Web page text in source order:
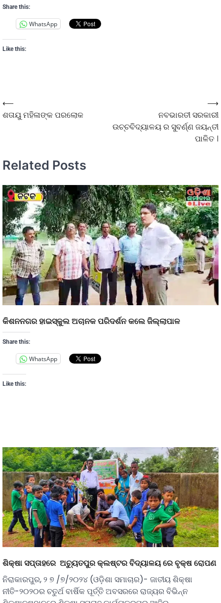
Share this:
WhatsApp
Like this:
⟵
ଶତାୟୁ ମହିଳାଙ୍କ ପରଲୋକ
ନବଭାରତୀ ସରକାରୀ
ଉଚ୍ଚବିଦ୍ୟାଳୟ ର ସୁବର୍ଣ୍ଣ ଜୟନ୍ତୀ
ପାଳିତ ।
⟶
Related Posts
କିଶନନଗର ହାଇସ୍କୁଲ ଅଚାନକ ପରିଦର୍ଶନ କଲେ ଜିଲ୍ଲାପାଳ
Share this:
WhatsApp
Like this:
ଶିକ୍ଷା ସପ୍ତାହରେ ଅଚ୍ୟୁତପୁର କ୍ଲଷ୍ଟର ବିଦ୍ୟାଳୟ ରେ ବୃକ୍ଷ ରୋପଣ
ନିରାକାରପୁର, ୨ ୭ /୭/୨୦୨୪ (ଓଡ଼ିଶା ସମାଚାର)- ଜାତୀୟ ଶିକ୍ଷା
ନୀତି-୨୦୨୦ର ଚତୁର୍ଥ ବାର୍ଷିକ ପୂର୍ତ୍ତି ଅବସରରେ ରାଜ୍ୟର ବିଭିନ୍ନ